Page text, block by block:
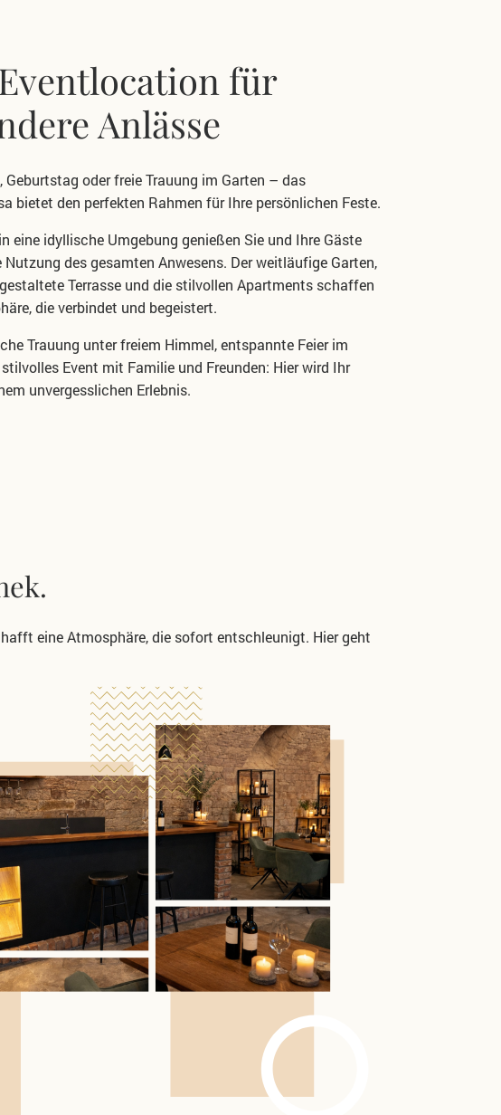
für
Anlässe
Geburtstag oder freie Trauung im Garten – das
bietet den perfekten Rahmen für Ihre persönlichen Feste.
eine idyllische Umgebung genießen Sie und Ihre Gäste
Nutzung des gesamten Anwesens. Der weitläufige Garten,
Terrasse und die stilvollen Apartments schaffen
die verbindet und begeistert.
Trauung unter freiem Himmel, entspannte Feier im
Event mit Familie und Freunden: Hier wird Ihr
unvergesslichen Erlebnis.
eine Atmosphäre, die sofort entschleunigt. Hier geht